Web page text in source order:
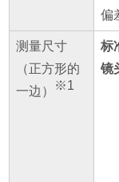
偏
测量尺寸
（正方形的
一边）
※1
标
镜